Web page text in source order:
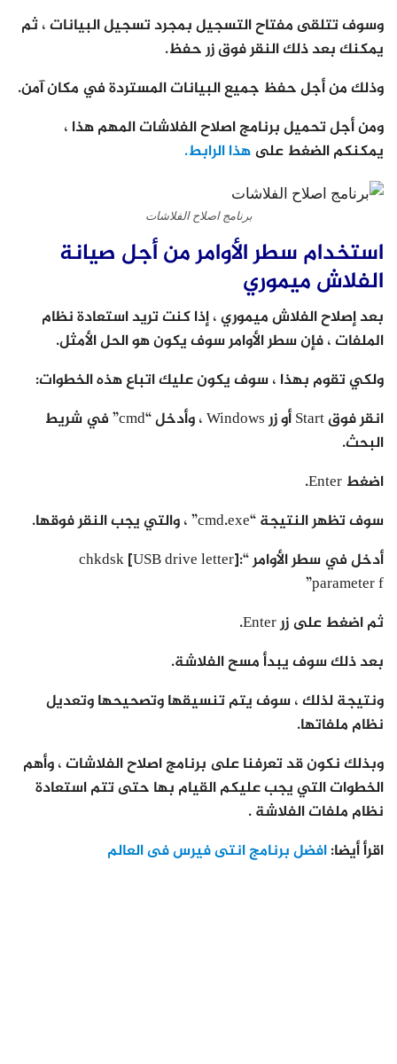
وسوف تتلقى مفتاح التسجيل بمجرد تسجيل البيانات ، ثم
يمكنك بعد ذلك النقر فوق زر حفظ.
وذلك من أجل حفظ جميع البيانات المستردة في مكان آمن.
ومن أجل تحميل برنامج اصلاح الفلاشات المهم هذا ،
يمكنكم الضغط علىهذا الرابط.
برنامج اصلاح الفلاشات
استخدام سطر الأوامر من أجل صيانة
الفلاش ميموري
بعد إصلاح الفلاش ميموري ، إذا كنت تريد استعادة نظام
الملفات ، فإن سطر الأوامر سوف يكون هو الحل الأمثل.
ولكي تقوم بهذا ، سوف يكون عليك اتباع هذه الخطوات:
انقر فوق Start أو زر Windows ، وأدخل “cmd” في شريط
البحث.
اضغط Enter.
سوف تظهر النتيجة “cmd.exe” ، والتي يجب النقر فوقها.
أدخل في سطر الأوامر “chkdsk [USB drive letter]:
parameter f”
ثم اضغط على زر Enter.
بعد ذلك سوف يبدأ مسح الفلاشة.
ونتيجة لذلك ، سوف يتم تنسيقها وتصحيحها وتعديل
نظام ملفاتها.
وبذلك نكون قد تعرفنا على برنامج اصلاح الفلاشات ، وأهم
الخطوات التي يجب عليكم القيام بها حتى تتم استعادة
نظام ملفات الفلاشة .
اقرأ أيضا:افضل برنامج انتى فيرس فى العالم